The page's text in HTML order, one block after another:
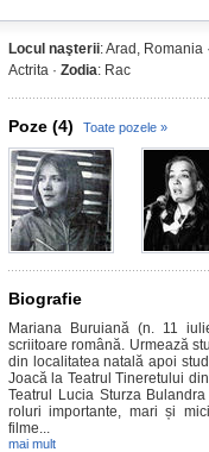
Locul naşterii: Arad, Romania ·
Actrita · Zodia: Rac
Poze (4) Toate pozele »
Biografie
Mariana Buruiană (n. 11
scriitoare română. Urmează
din localitatea natală apoi
Joacă la Teatrul Tineretului
Teatrul Lucia Sturza
roluri importante, mari și
filme...
mai mult